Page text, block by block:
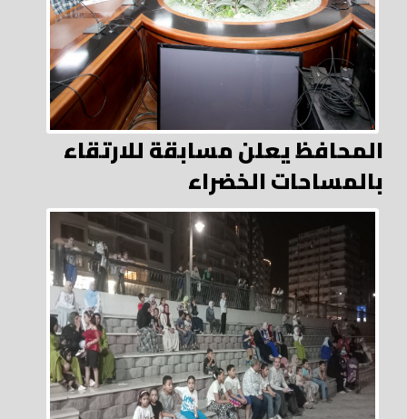
المحافظ يعلن مسابقة للارتقاء
بالمساحات الخضراء